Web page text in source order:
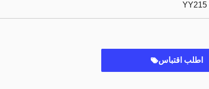
YY215
اطلب اقتباس